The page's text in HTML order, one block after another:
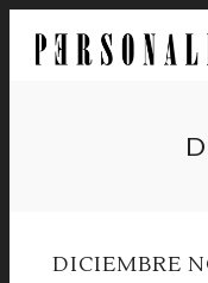
DICIEMBRE